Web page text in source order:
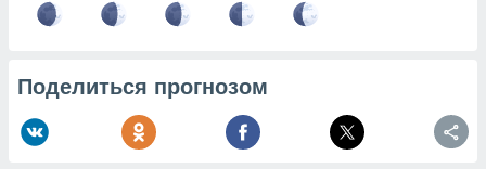
Поделиться прогнозом